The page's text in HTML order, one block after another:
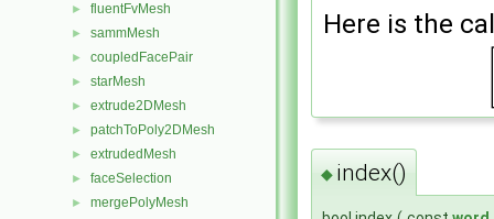
► fluentFvMesh
► sammMesh
► coupledFacePair
► starMesh
► extrude2DMesh
► patchToPoly2DMesh
► extrudedMesh
► faceSelection
► mergePolyMesh
Here is the
◆ index()